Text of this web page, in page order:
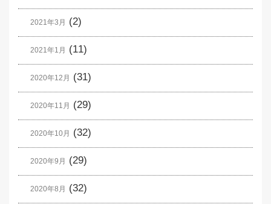
2021年3月 (2)
2021年1月 (11)
2020年12月 (31)
2020年11月 (29)
2020年10月 (32)
2020年9月 (29)
2020年8月 (32)